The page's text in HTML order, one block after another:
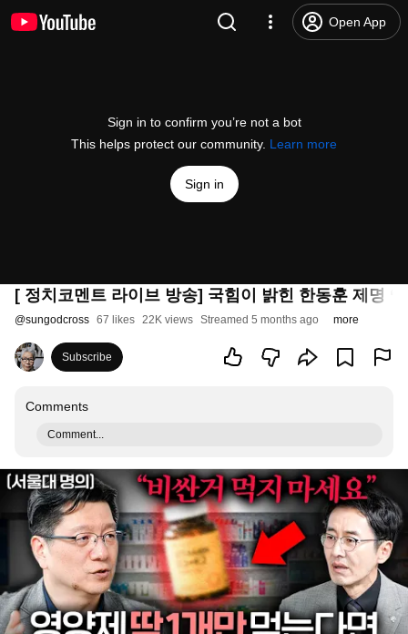
Open App
Sign in to confirm you’re not a bot
This helps protect our community. Learn more
Sign in
[ 정치코멘트 라이브 방송] 국힘이 밝힌 한동훈 제명
@sungodcross 67 likes 22K views Streamed 5 months ago more
Subscribe
Comments
Comment...